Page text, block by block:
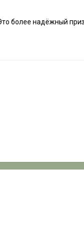
более надёжный